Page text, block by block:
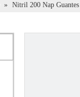
» Nitril 200 Nap